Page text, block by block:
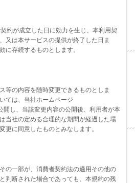
約が成立した日に効力を生じ、本利用契
又は本サービスの提供が終了した日ま
に存続するものとします。
等の内容を随時変更できるものとしま
ては、当社ホームページ
開し、当該変更内容の公開後、利用者が本
当社の定める合理的な期間が経過した場
更に同意したものとみなします。
の一部が、消費者契約法の適用その他の
判断された場合であっても、本規約の残